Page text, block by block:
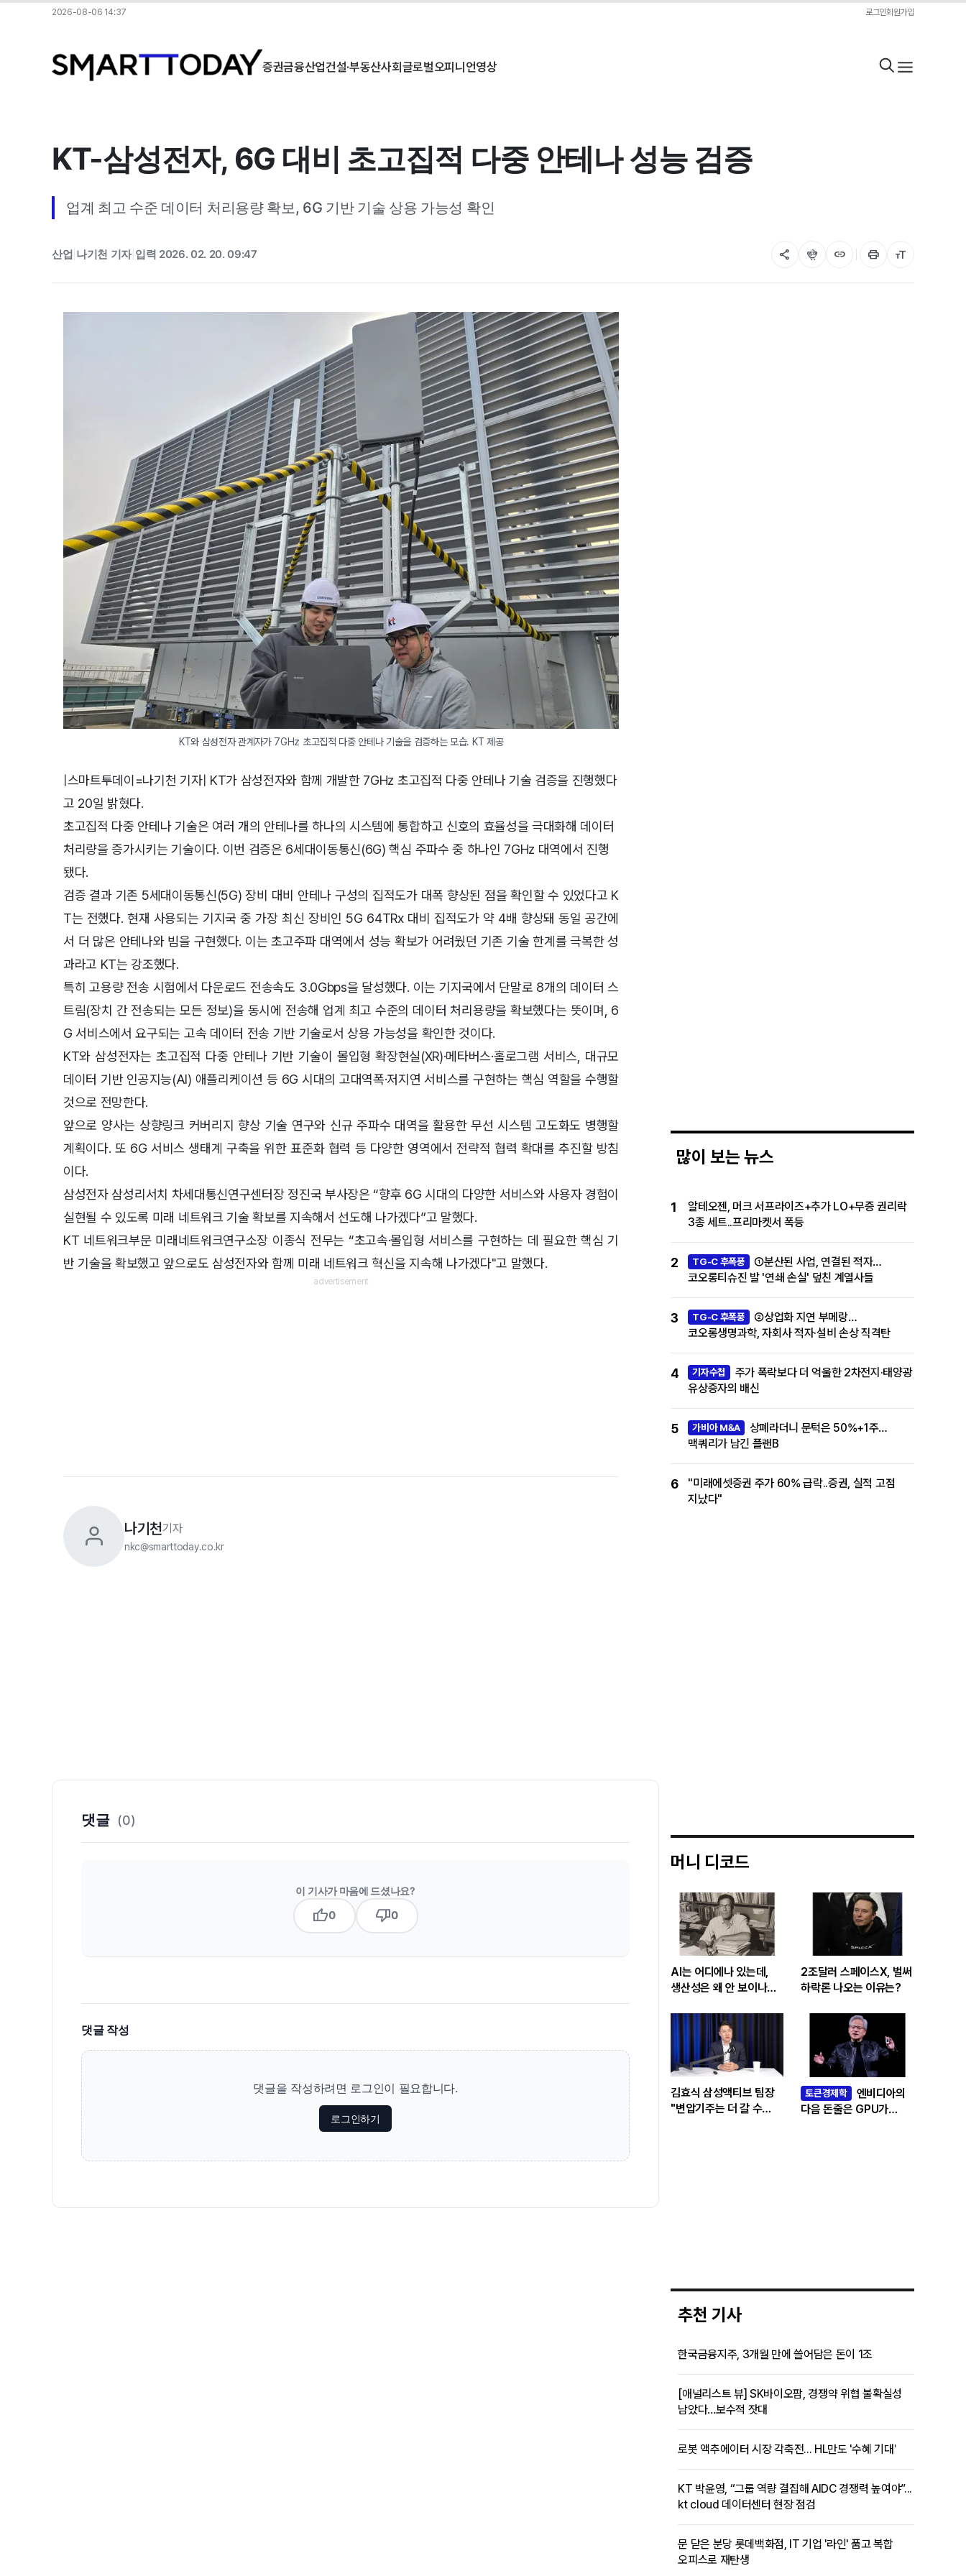
2026-08-06 14:37 로그인회원가입
증권금융산업건설·부동산사회글로벌오피니언영상
KT-삼성전자, 6G 대비 초고집적 다중 안테나 성능 검증
업계 최고 수준 데이터 처리용량 확보, 6G 기반 기술 상용 가능성 확인
산업 나기천 기자| 입력 2026. 02. 20. 09:47 share flutter_dash link print format_size
KT와 삼성전자 관계자가 7GHz 초고집적 다중 안테나 기술을 검증하는 모습. KT 제공
|스마트투데이=나기천 기자| KT가 삼성전자와 함께 개발한 7GHz 초고집적 다중 안테나 기술 검증을 진행했다
고 20일 밝혔다.
초고집적 다중 안테나 기술은 여러 개의 안테나를 하나의 시스템에 통합하고 신호의 효율성을 극대화해 데이터
처리량을 증가시키는 기술이다. 이번 검증은 6세대이동통신(6G) 핵심 주파수 중 하나인 7GHz 대역에서 진행
됐다.
검증 결과 기존 5세대이동통신(5G) 장비 대비 안테나 구성의 집적도가 대폭 향상된 점을 확인할 수 있었다고 K
T는 전했다. 현재 사용되는 기지국 중 가장 최신 장비인 5G 64TRx 대비 집적도가 약 4배 향상돼 동일 공간에
서 더 많은 안테나와 빔을 구현했다. 이는 초고주파 대역에서 성능 확보가 어려웠던 기존 기술 한계를 극복한 성
과라고 KT는 강조했다.
특히 고용량 전송 시험에서 다운로드 전송속도 3.0Gbps을 달성했다. 이는 기지국에서 단말로 8개의 데이터 스
트림(장치 간 전송되는 모든 정보)을 동시에 전송해 업계 최고 수준의 데이터 처리용량을 확보했다는 뜻이며, 6
G 서비스에서 요구되는 고속 데이터 전송 기반 기술로서 상용 가능성을 확인한 것이다.
KT와 삼성전자는 초고집적 다중 안테나 기반 기술이 몰입형 확장현실(XR)·메타버스·홀로그램 서비스, 대규모
데이터 기반 인공지능(AI) 애플리케이션 등 6G 시대의 고대역폭·저지연 서비스를 구현하는 핵심 역할을 수행할
것으로 전망한다.
앞으로 양사는 상향링크 커버리지 향상 기술 연구와 신규 주파수 대역을 활용한 무선 시스템 고도화도 병행할
계획이다. 또 6G 서비스 생태계 구축을 위한 표준화 협력 등 다양한 영역에서 전략적 협력 확대를 추진할 방침
이다.
삼성전자 삼성리서치 차세대통신연구센터장 정진국 부사장은 “향후 6G 시대의 다양한 서비스와 사용자 경험이
실현될 수 있도록 미래 네트워크 기술 확보를 지속해서 선도해 나가겠다”고 말했다.
KT 네트워크부문 미래네트워크연구소장 이종식 전무는 “초고속·몰입형 서비스를 구현하는 데 필요한 핵심 기
반 기술을 확보했고 앞으로도 삼성전자와 함께 미래 네트워크 혁신을 지속해 나가겠다"고 말했다.
나기천기자
nkc@smarttoday.co.kr
많이 보는 뉴스
1
알테오젠, 머크 서프라이즈+추가 LO+무증 권리락
3종 세트..프리마켓서 폭등
2 TG-C 후폭풍
①분산된 사업, 연결된 적자…
코오롱티슈진 발 '연쇄 손실' 덮친 계열사들
3 TG-C 후폭풍
②상업화 지연 부메랑…
코오롱생명과학, 자회사 적자·설비 손상 직격탄
4 기자수첩
주가 폭락보다 더 억울한 2차전지·태양광
유상증자의 배신
5 가비아 M&A
상폐라더니 문턱은 50%+1주…
맥쿼리가 남긴 플랜B
6
"미래에셋증권 주가 60% 급락..증권, 실적 고점
지났다"
머니 디코드
AI는 어디에나 있는데,
생산성은 왜 안 보이나…
‘솔로우 패러독스’
2조달러 스페이스X, 벌써
하락론 나오는 이유는?
김효식 삼성액티브 팀장
"변압기주는 더 갈 수
토큰경제학
엔비디아의
다음 돈줄은 GPU가
댓글 (0)
이 기사가 마음에 드셨나요?
thumb_up0 thumb_down0
댓글 작성
댓글을 작성하려면 로그인이 필요합니다.
로그인하기
추천 기사
한국금융지주, 3개월 만에 쓸어담은 돈이 1조
[애널리스트 뷰] SK바이오팜, 경쟁약 위협 불확실성
남았다…보수적 잣대
로봇 액추에이터 시장 각축전... HL만도 '수혜 기대'
KT 박윤영, “그룹 역량 결집해 AIDC 경쟁력 높여야”...
kt cloud 데이터센터 현장 점검
문 닫은 분당 롯데백화점, IT 기업 '라인' 품고 복합
오피스로 재탄생